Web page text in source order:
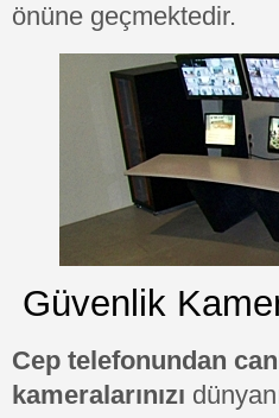
önüne geçmektedir.
Güvenlik
Cep telefonundan
kameralarınızı